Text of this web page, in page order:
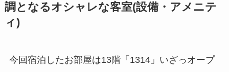
調となるオシャレな客室(設備・アメニテ
ィ)
今回宿泊したお部屋は13階「1314」いざっオープ